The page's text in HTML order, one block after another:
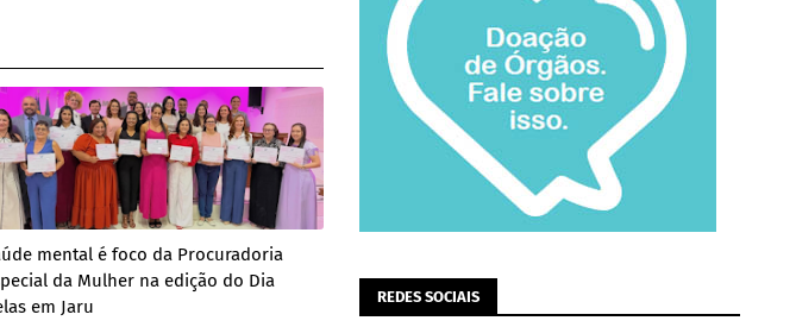
mental é foco da Procuradoria
da Mulher na edição do Dia
em Jaru
REDES SOCIAIS